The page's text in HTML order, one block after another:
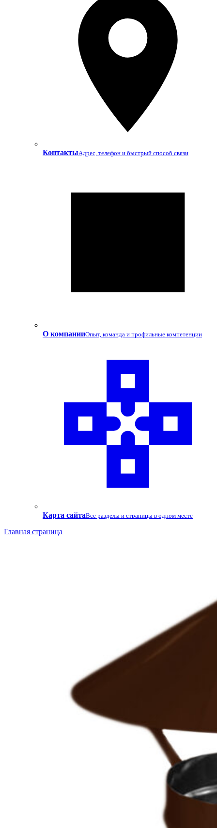
КонтактыАдрес, телефон и быстрый способ связи
О компанииОпыт, команда и профильные компетенции
Карта сайтаВсе разделы и страницы в одном месте
Главная страница